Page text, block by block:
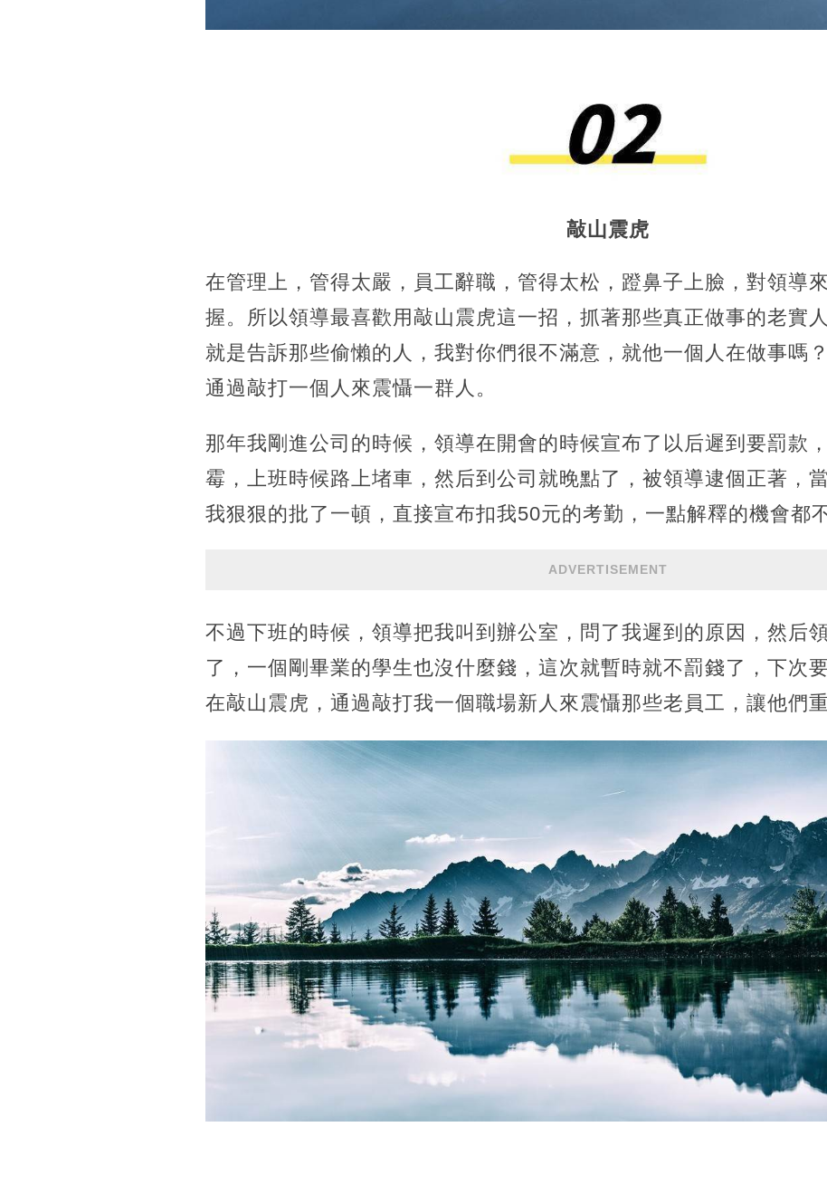
敲山震虎
在管理上，管得太嚴，員工辭職，管得太松，蹬鼻子上臉，對領導
握。所以領導最喜歡用敲山震虎這一招，抓著那些真正做事的老實
就是告訴那些偷懶的人，我對你們很不滿意，就他一個人在做事嗎
通過敲打一個人來震懾一群人。
那年我剛進公司的時候，領導在開會的時候宣布了以后遲到要罰款
霉，上班時候路上堵車，然后到公司就晚點了，被領導逮個正著，
我狠狠的批了一頓，直接宣布扣我50元的考勤，一點解釋的機會都不
ADVERTISEMENT
不過下班的時候，領導把我叫到辦公室，問了我遲到的原因，然后
了，一個剛畢業的學生也沒什麼錢，這次就暫時就不罰錢了，下次
在敲山震虎，通過敲打我一個職場新人來震懾那些老員工，讓他們重